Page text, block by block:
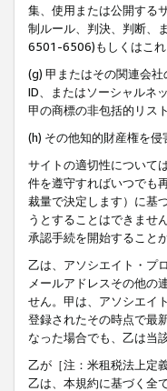
集、使用または公開する
制ルール、判決、判断、
6501-6506)もしくはこれ
(g) 甲またはその関連会
ID、またはソーシャルネ
甲の商標の非包括的リス
(h) その他知的財産権を侵
サイトの適切性について
件を遵守すればいつでも
裁量で決定します）に基
うとすることはできません
承認手続を開始すること
乙は、アソシエイト・プ
メールアドレスその他の
せん。甲は、アソシエイ
登録されたその時点で最
なった場合でも、乙は当
乙が［注：米租税法上定
乙は、本規約に基づく全